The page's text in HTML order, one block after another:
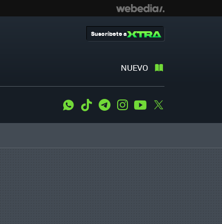
NUEVO
Suscríbete a
WhatsApp
Tiktok TelegramInstagramYoutube